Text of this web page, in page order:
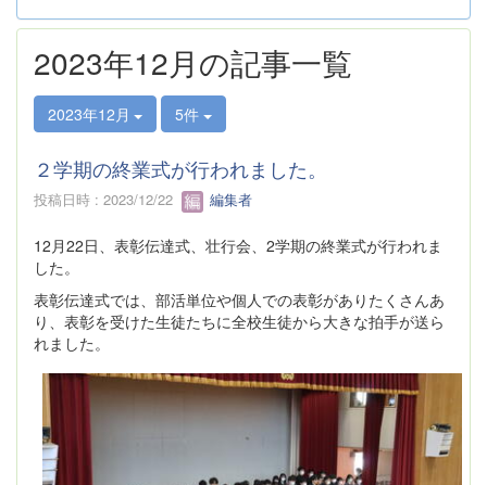
2023年12月の記事一覧
2023年12月 5件
２学期の終業式が行われました。
投稿日時 : 2023/12/22 編集者
12月22日、表彰伝達式、壮行会、2学期の終業式が行われま
した。
表彰伝達式では、部活単位や個人での表彰がありたくさんあ
り、表彰を受けた生徒たちに全校生徒から大きな拍手が送ら
れました。